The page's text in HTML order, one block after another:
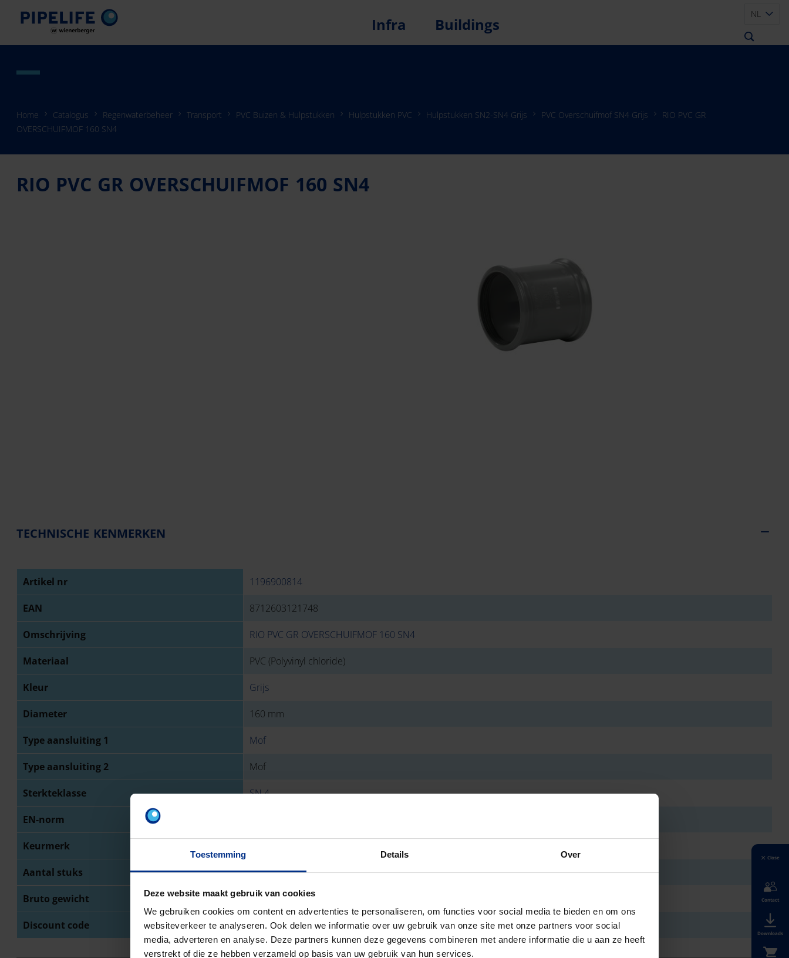
Toestemming Details Over
Deze website maakt gebruik van cookies
We gebruiken cookies om content en advertenties te personaliseren, om functies voor social media te bieden en om ons
websiteverkeer te analyseren. Ook delen we informatie over uw gebruik van onze site met onze partners voor social
media, adverteren en analyse. Deze partners kunnen deze gegevens combineren met andere informatie die u aan ze heeft
verstrekt of die ze hebben verzameld op basis van uw gebruik van hun services.
Infra Buildings
NL
Home Catalogus Regenwaterbeheer Transport PVC Buizen & Hulpstukken Hulpstukken PVC Hulpstukken SN2-SN4 Grijs PVC Overschuifmof SN4 Grijs
RIO PVC GR
OVERSCHUIFMOF 160 SN4
RIO PVC GR OVERSCHUIFMOF 160 SN4
TECHNISCHE KENMERKEN
Artikel nr 1196900814
EAN 8712603121748
Omschrijving RIO PVC GR OVERSCHUIFMOF 160 SN4
Materiaal PVC (Polyvinyl chloride)
Kleur Grijs
Diameter 160 mm
Type aansluiting 1 Mof
Type aansluiting 2 Mof
Sterkteklasse SN 4
EN-norm
Keurmerk
Aantal stuks 12
Bruto gewicht 515
Discount code O03
Close
Contact
Downloads